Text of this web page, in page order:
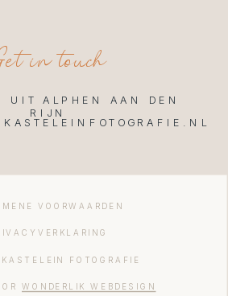
WONDERLIK WEBDESIGN
VOORWAARDEN
FOTOGRAFIE
UIT ALPHEN AAN DEN
RIJN
in touch